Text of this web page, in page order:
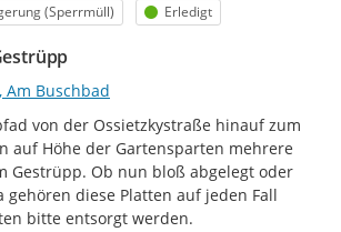
(Sperrmüll) Status
Erledigt
Am Buschbad
von der Ossietzkystraße hinauf zum
auf Höhe der Gartensparten mehrere
Gestrüpp. Ob nun bloß abgelegt oder
gehören diese Platten auf jeden Fall
bitte entsorgt werden.